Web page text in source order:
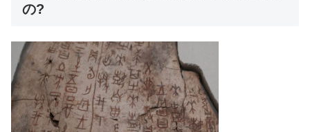
の?